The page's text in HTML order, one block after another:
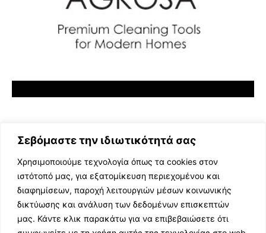
Σεβόμαστε την ιδιωτικότητά σας
Χρησιμοποιούμε τεχνολογία όπως τα cookies στον
ιστότοπό μας, για εξατομίκευση περιεχομένου και
διαφημίσεων, παροχή λειτουργιών μέσων κοινωνικής
δικτύωσης και ανάλυση των δεδομένων επισκεπτών
μας. Κάντε κλικ παρακάτω για να επιβεβαιώσετε ότι
ΕΛΛΗΝΙΚΗ ΜΟΥΣΙΚΗ
TV SHOWS
EVENTS